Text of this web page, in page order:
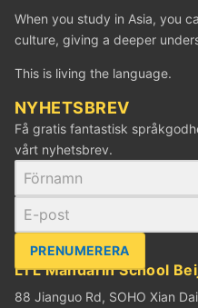
When you study in Asia, you
culture, giving a deeper
This is living the language.
NYHETSBREV
Få gratis fantastisk
vårt nyhetsbrev.
PRENUMERERA
LTL Mandarin School
88 Jianguo Rd, SOHO Xian